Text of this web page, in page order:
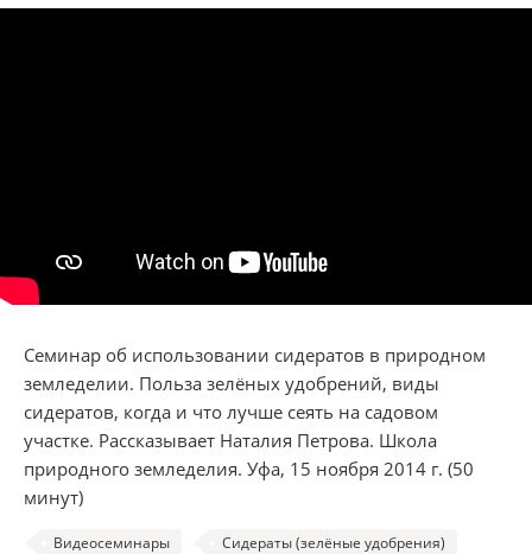
Семинар об использовании сидератов в природном
земледелии. Польза зелёных удобрений, виды
сидератов, когда и что лучше сеять на садовом
участке. Рассказывает Наталия Петрова. Школа
природного земледелия. Уфа, 15 ноября 2014 г. (50
минут)
Видеосеминары Сидераты (зелёные удобрения)